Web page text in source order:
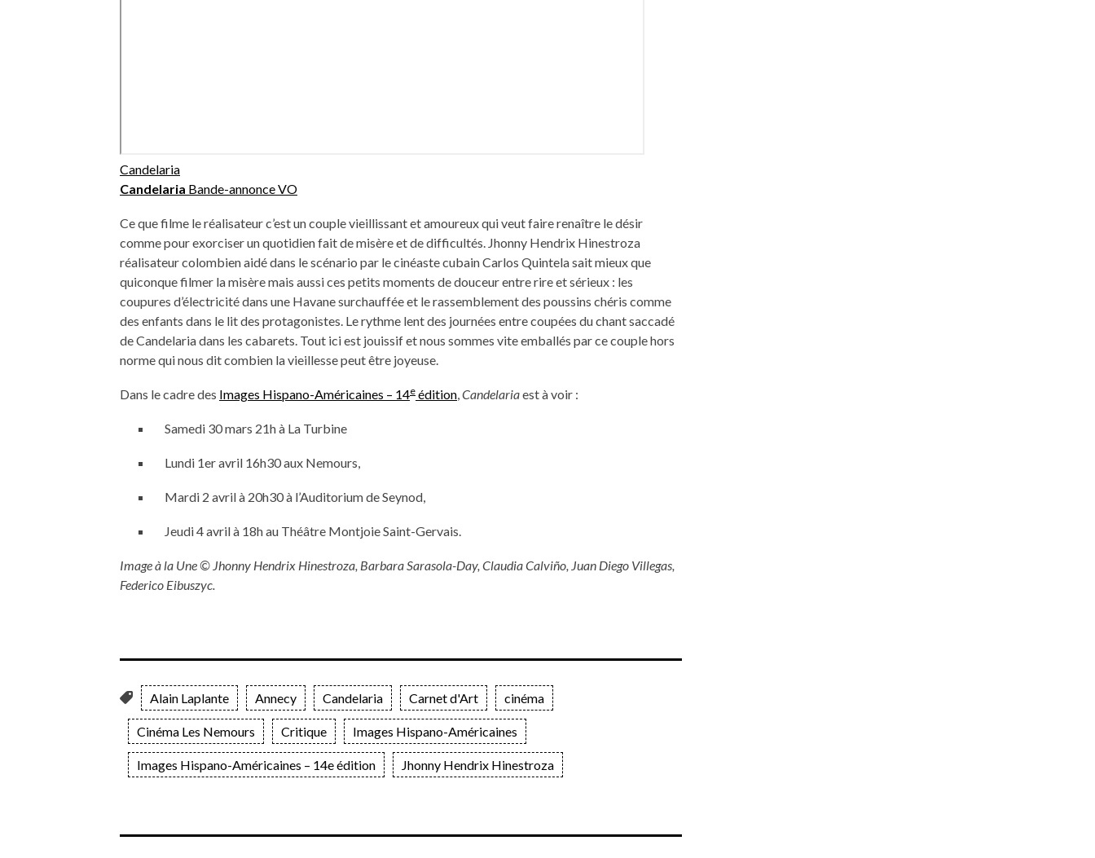
Candelaria
Candelaria Bande-annonce VO
Ce que filme le réalisateur c’est un couple vieillissant et amoureux qui veut faire renaître le désir
comme pour exorciser un quotidien fait de misère et de difficultés. Jhonny Hendrix Hinestroza
réalisateur colombien aidé dans le scénario par le cinéaste cubain Carlos Quintela sait mieux que
quiconque filmer la misère mais aussi ces petits moments de douceur entre rire et sérieux : les
coupures d’électricité dans une Havane surchauffée et le rassemblement des poussins chéris comme
des enfants dans le lit des protagonistes. Le rythme lent des journées entre coupées du chant saccadé
de Candelaria dans les cabarets. Tout ici est jouissif et nous sommes vite emballés par ce couple hors
norme qui nous dit combien la vieillesse peut être joyeuse.
Dans le cadre des Images Hispano-Américaines – 14e édition,Candelariaest à voir :
Samedi 30 mars 21h à La Turbine
Lundi 1er avril 16h30 aux Nemours,
Mardi 2 avril à 20h30 à l’Auditorium de Seynod,
Jeudi 4 avril à 18h au Théâtre Montjoie Saint-Gervais.
Image à la Une © Jhonny Hendrix Hinestroza, Barbara Sarasola-Day, Claudia Calviño, Juan Diego Villegas,
Federico Eibuszyc.
Alain Laplante Annecy Candelaria Carnet d'Art cinéma
Cinéma Les Nemours Critique Images Hispano-Américaines
Images Hispano-Américaines – 14e édition Jhonny Hendrix Hinestroza